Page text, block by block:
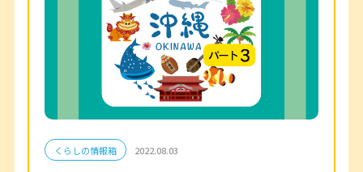
くらしの情報箱 2022.08.03